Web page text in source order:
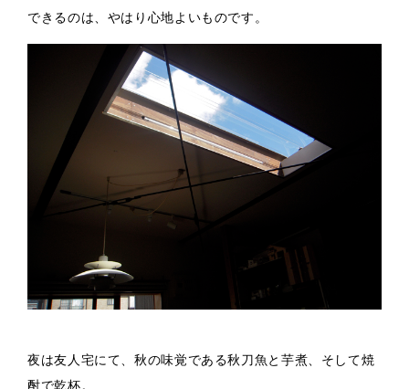
できるのは、やはり心地よいものです。
夜は友人宅にて、秋の味覚である秋刀魚と芋煮、そして焼
酎で乾杯。